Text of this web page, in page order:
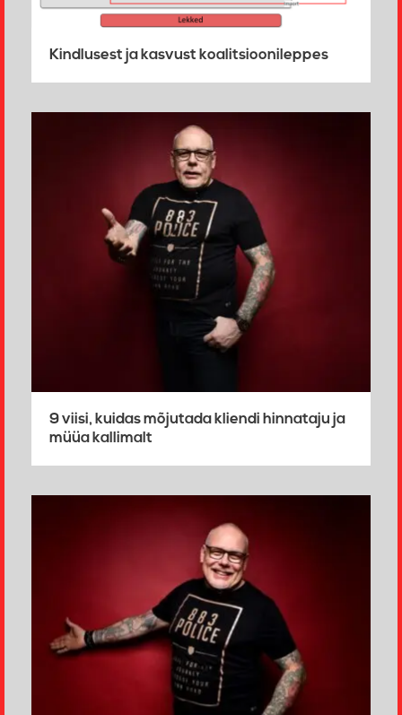
Kindlusest ja kasvust koalitsioonileppes
9 viisi, kuidas mõjutada kliendi hinnataju ja
müüa kallimalt